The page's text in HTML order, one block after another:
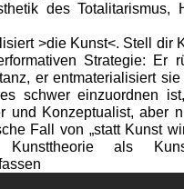
des Totalitarismus,
>die Kunst<. Stell dir
Strategie: Er
er entmaterialisiert
schwer einzuordnen
und Konzeptualist, aber
Fall von „statt Kunst
Kunsttheorie als